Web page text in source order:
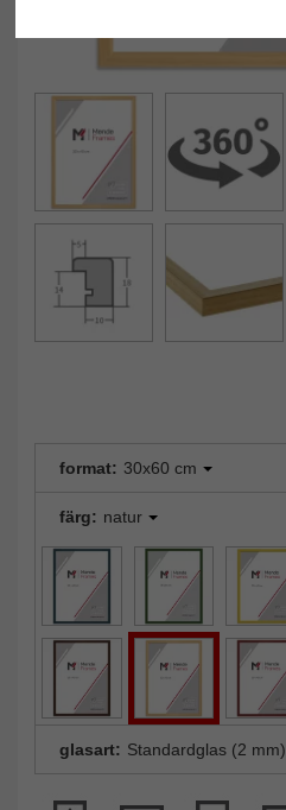
format: 30x60 cm
färg: natur
glasart: Standardglas (2 mm)